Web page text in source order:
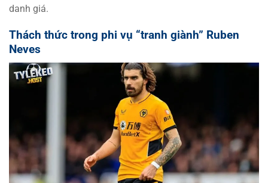
danh giá.
Thách thức trong phi vụ “tranh giành” Ruben
Neves